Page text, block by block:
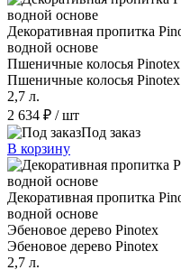
Декоративная пропитка
водной основе
Пшеничные колосья Pinotex
Пшеничные колосья Pinotex
2,7 л.
2 634 ₽ / шт
Под заказ
В корзину
Декоративная пропитка
водной основе
Эбеновое дерево Pinotex
Эбеновое дерево Pinotex
2,7 л.